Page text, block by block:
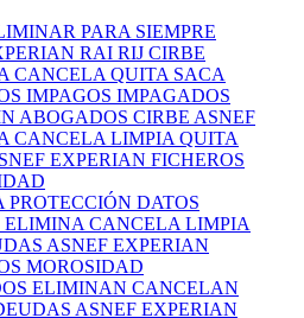
PARA SIEMPRE
RAI RIJ CIRBE
CANCELA QUITA SACA
IMPAGOS IMPAGADOS
ABOGADOS CIRBE ASNEF
CANCELA LIMPIA QUITA
EXPERIAN FICHEROS
PROTECCIÓN DATOS
ELIMINA CANCELA LIMPIA
ASNEF EXPERIAN
MOROSIDAD
ELIMINAN CANCELAN
ASNEF EXPERIAN